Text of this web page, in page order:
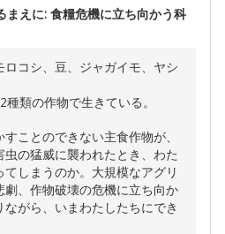
まえに: 食糧危機に立ち向かう科
コシ、豆、ジャガイモ、ヤシ
類の作物で生きている。
ことのできない主食作物が、
の猛威に襲われたとき、わた
しまうのか。大規模なアグリ
劇、作物破壊の危機に立ち向か
がら、いまわたしたちにでき